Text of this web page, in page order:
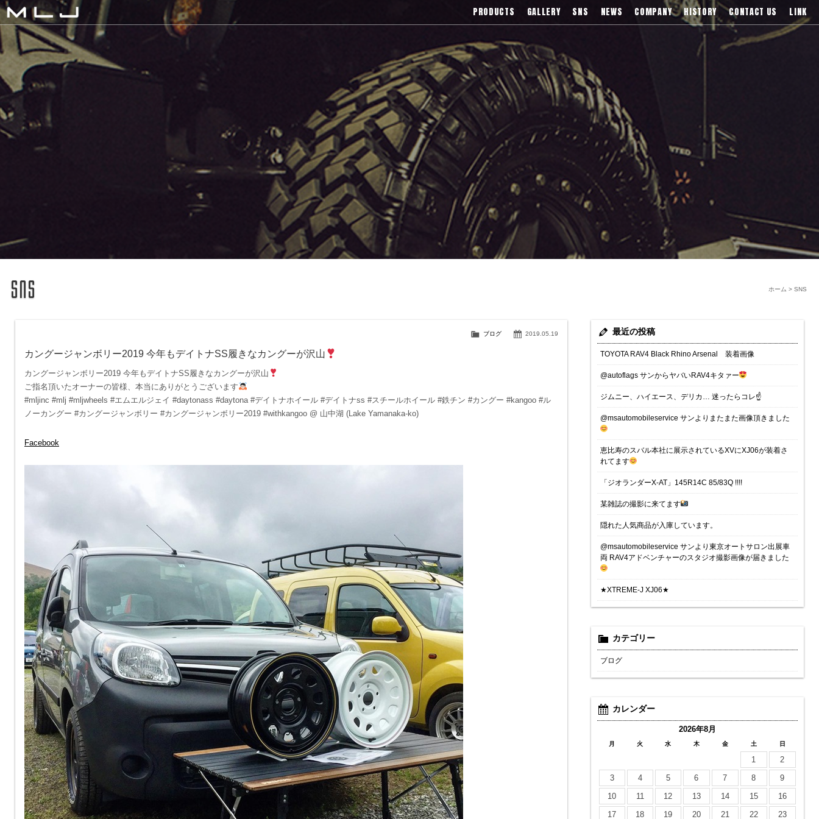
MLJ / Lexani(レクサーニ),Asanti(アサンティ),Wrest(ヴァレスト)などブランドアルミホイールの販売、輸入総代理店
PRODUCTS GALLERY SNS NEWS COMPANY HISTORY CONTACT US LINK
SNS
ホーム >
2019.05.19
ブログ
カングージャンボリー2019 今年もデイトナSS履きなカングーが沢山
カングージャンボリー2019 今年もデイトナSS履きなカングーが沢山
ご指名頂いたオーナーの皆様、本当にありがとうございます
#mljinc #mlj #mljwheels #エムエルジェイ #daytonass #daytona #デイトナホイール #デイトナss #スチールホイール #鉄チン #カングー #kangoo #ル
ノーカングー #カングージャンボリー #カングージャンボリー2019 #withkangoo @ 山中湖 (Lake Yamanaka-ko)
Facebook
最近の投稿
TOYOTA RAV4 Black Rhino Arsenal 装着画像
@autoflags サンからヤバいRAV4キタァー
ジムニー、ハイエース、デリカ… 迷ったらコレ☝️
@msautomobileservice サンよりまたまた画像頂きました
恵比寿のスバル本社に展示されているXVにXJ06が装着さ
れてます
「ジオランダーX-AT」145R14C 85/83Q !!!!
某雑誌の撮影に来てます
隠れた人気商品が入庫しています。
@msautomobileservice サンより東京オートサロン出展車
両 RAV4アドベンチャーのスタジオ撮影画像が届きました
★XTREME-J XJ06★
カテゴリー
ブログ
カレンダー
2026年8月
月 火 水 木 金 土 日
1
2
3
4 5 6 7 8
9
10
11 12 13 14 15
16
17
18 19 20 21 22 23